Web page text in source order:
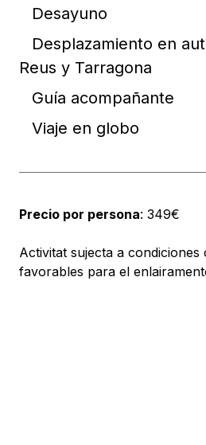
Desayuno
Desplazamiento en
Reus y Tarragona
Guía acompañante
Viaje en globo
Precio por persona: 349€
Activitat sujecta a condiciones
favorables para el